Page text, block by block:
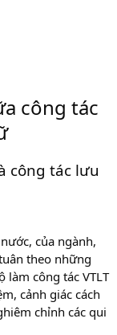
công tác
công tác lưu
của ngành,
theo những
làm công tác VTLT
cảnh giác cách
chỉnh các qui